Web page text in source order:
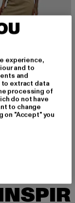
12,90 EUR
29,99 EURPrix en
P
experience,
and to
and
to extract data
processing of
do not have
to change
on "Accept" you